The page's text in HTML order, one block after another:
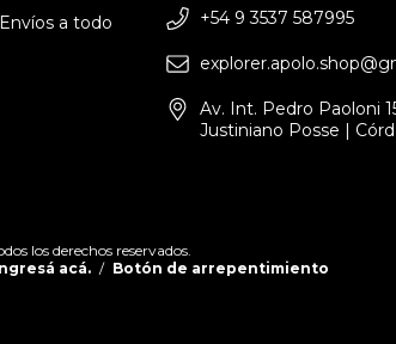
a todo
+54 9 3537 587995
Av. Int. Pedro Paoloni
Justiniano Posse |
los derechos reservados.
acá. / Botón de arrepentimiento